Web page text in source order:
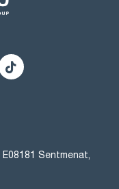
Sentmenat,